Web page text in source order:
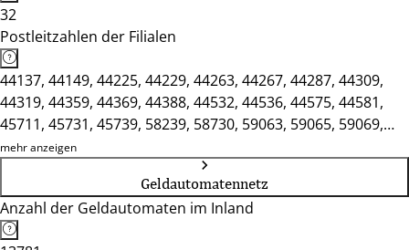
32
Postleitzahlen der Filialen
44137, 44149, 44225, 44229, 44263, 44267, 44287, 44309,
44319, 44359, 44369, 44388, 44532, 44536, 44575, 44581,
45711, 45731, 45739, 58239, 58730, 59063, 59065, 59069,
59071, 59073, 59075, 59077, 59174, 59368, 59423, 59439
mehr anzeigen
Geldautomatennetz
Anzahl der Geldautomaten im Inland